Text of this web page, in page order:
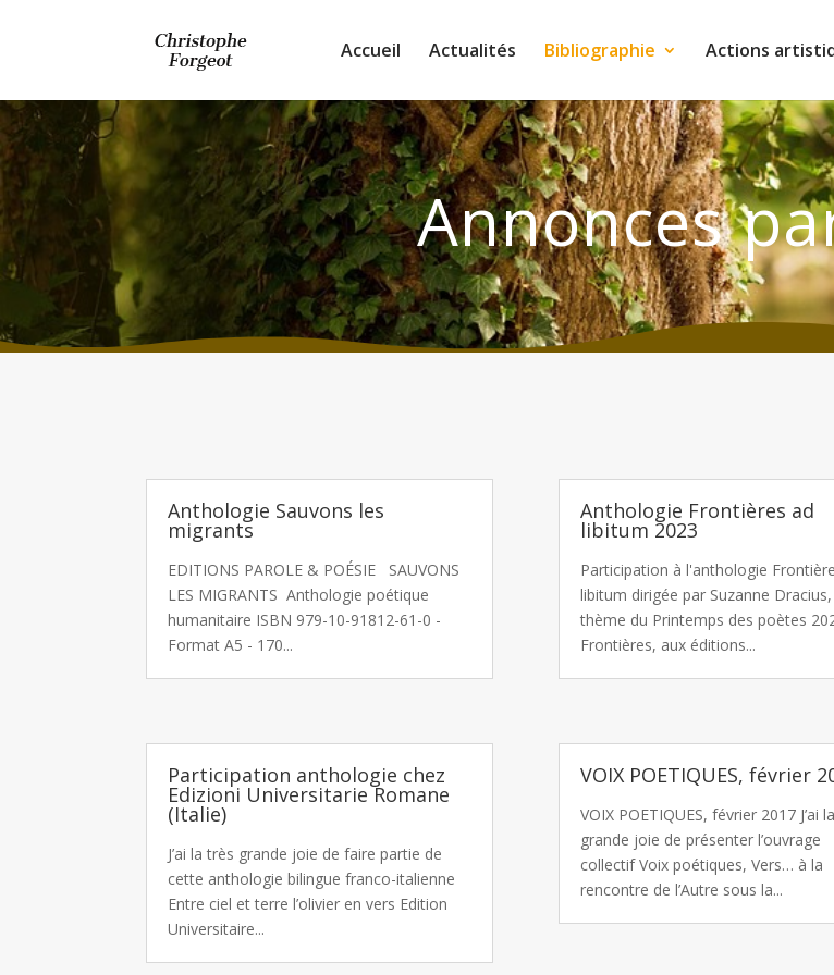
Accueil Actualités Bibliographie Actions
Annonces
Anthologie Sauvons les
migrants
EDITIONS PAROLE & POÉSIE SAUVONS
LES MIGRANTS Anthologie poétique
humanitaire ISBN 979-10-91812-61-0 -
Format A5 - 170...
Participation anthologie chez
Edizioni Universitarie Romane
(Italie)
J’ai la très grande joie de faire partie de
cette anthologie bilingue franco-italienne
Entre ciel et terre l’olivier en vers Edition
Universitaire...
Anthologie Frontières ad
libitum 2023
Participation à l'anthologie
libitum dirigée par Suzanne
thème du Printemps des poètes
Frontières, aux éditions...
VOIX POETIQUES, février
VOIX POETIQUES, février 2017 J’ai
grande joie de présenter l’ouvrage
collectif Voix poétiques, Vers… à la
rencontre de l’Autre sous la...